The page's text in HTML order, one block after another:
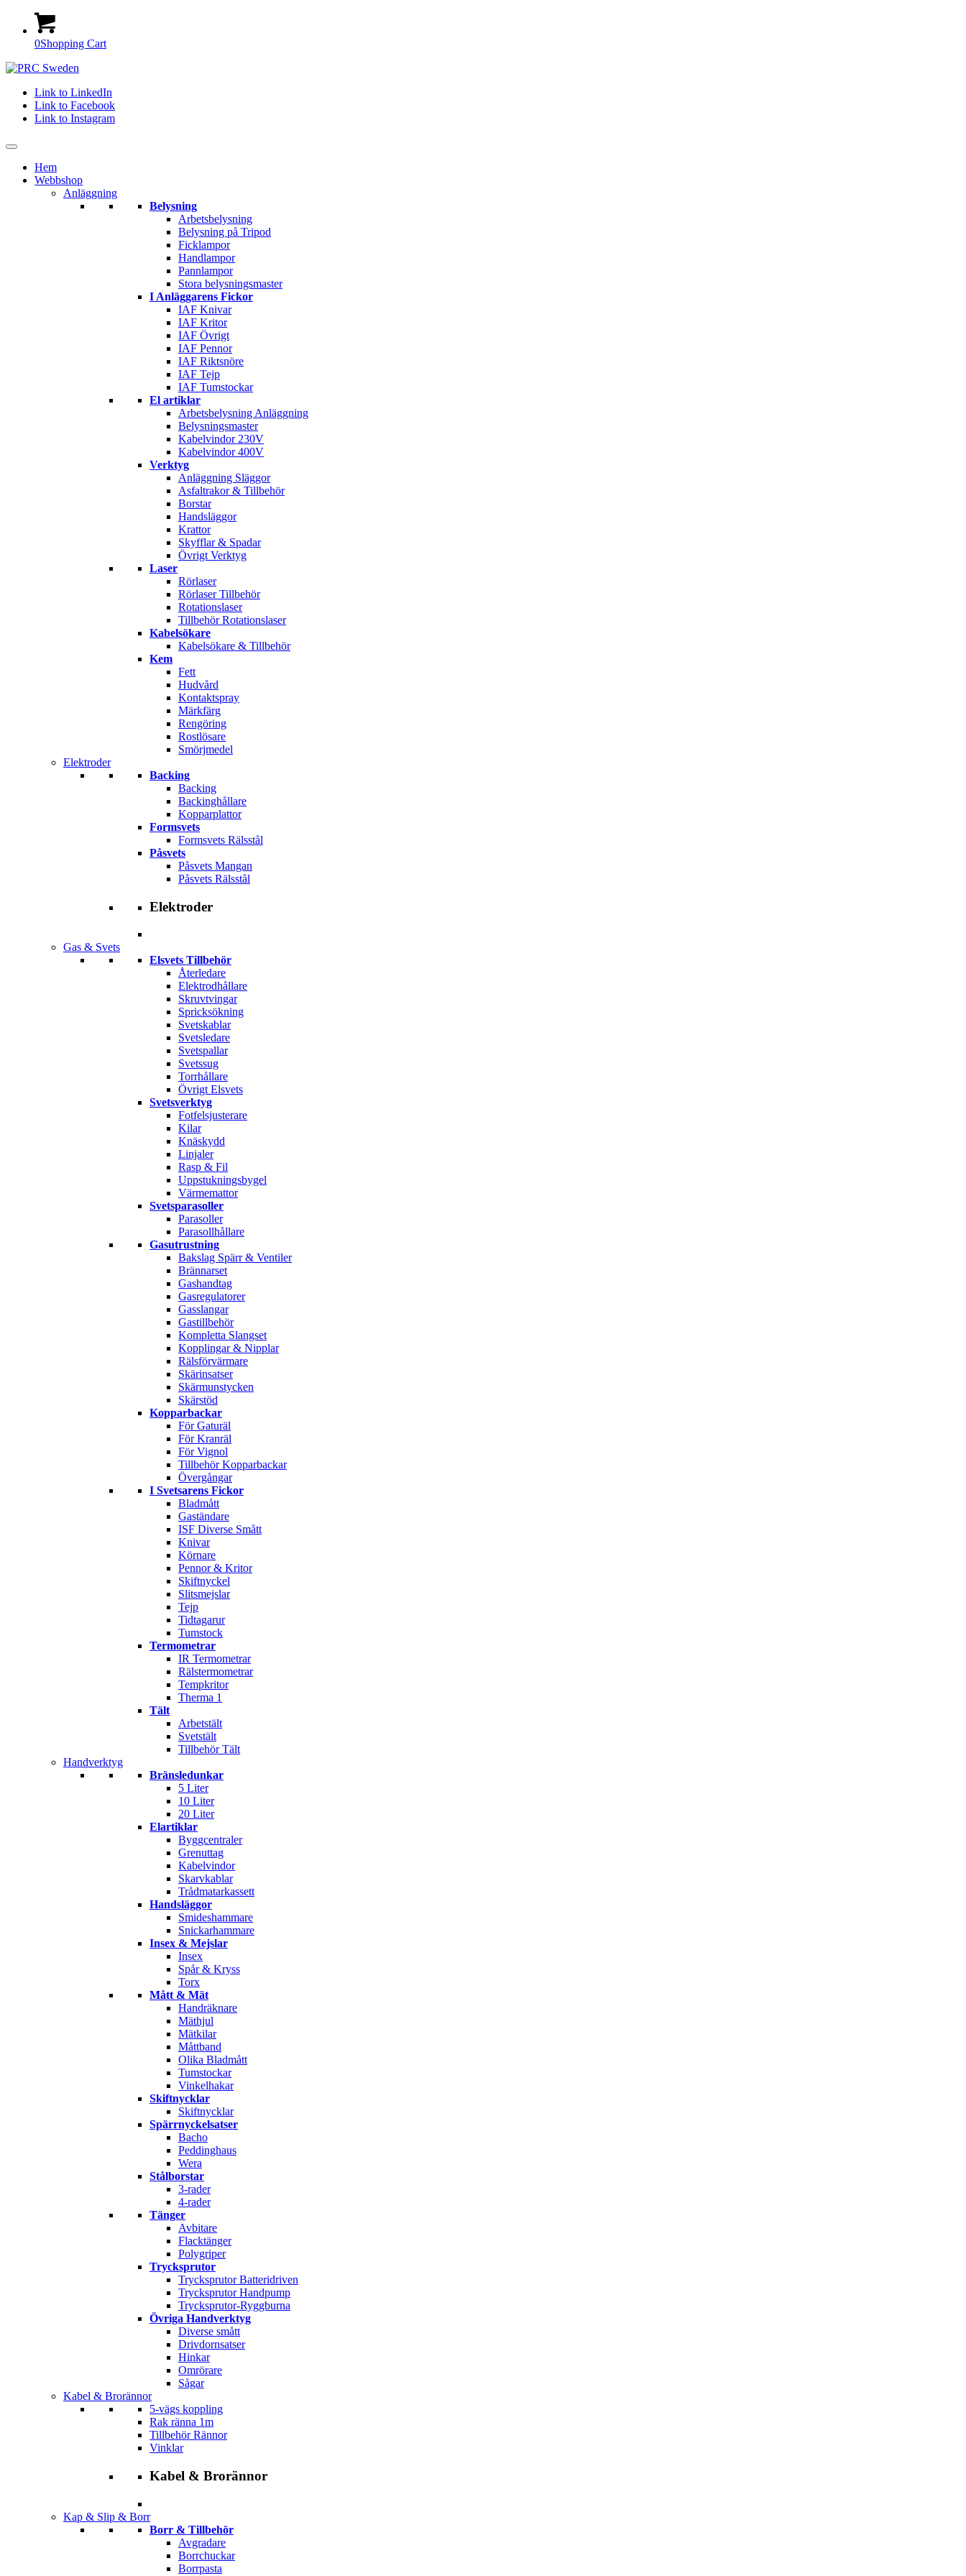
0Shopping Cart
Link to LinkedIn
Link to Facebook
Link to Instagram
Hem
Webbshop
Anläggning
Belysning
Arbetsbelysning
Belysning på Tripod
Ficklampor
Handlampor
Pannlampor
Stora belysningsmaster
I Anläggarens Fickor
IAF Knivar
IAF Kritor
IAF Övrigt
IAF Pennor
IAF Riktsnöre
IAF Tejp
IAF Tumstockar
El artiklar
Arbetsbelysning Anläggning
Belysningsmaster
Kabelvindor 230V
Kabelvindor 400V
Verktyg
Anläggning Släggor
Asfaltrakor & Tillbehör
Borstar
Handsläggor
Krattor
Skyfflar & Spadar
Övrigt Verktyg
Laser
Rörlaser
Rörlaser Tillbehör
Rotationslaser
Tillbehör Rotationslaser
Kabelsökare
Kabelsökare & Tillbehör
Kem
Fett
Hudvård
Kontaktspray
Märkfärg
Rengöring
Rostlösare
Smörjmedel
Elektroder
Backing
Backing
Backinghållare
Kopparplattor
Formsvets
Formsvets Rälsstål
Påsvets
Påsvets Mangan
Påsvets Rälsstål
Elektroder
Gas & Svets
Elsvets Tillbehör
Återledare
Elektrodhållare
Skruvtvingar
Spricksökning
Svetskablar
Svetsledare
Svetspallar
Svetssug
Torrhållare
Övrigt Elsvets
Svetsverktyg
Fotfelsjusterare
Kilar
Knäskydd
Linjaler
Rasp & Fil
Uppstukningsbygel
Värmemattor
Svetsparasoller
Parasoller
Parasollhållare
Gasutrustning
Bakslag Spärr & Ventiler
Brännarset
Gashandtag
Gasregulatorer
Gasslangar
Gastillbehör
Kompletta Slangset
Kopplingar & Nipplar
Rälsförvärmare
Skärinsatser
Skärmunstycken
Skärstöd
Kopparbackar
För Gaturäl
För Kranräl
För Vignol
Tillbehör Kopparbackar
Övergångar
I Svetsarens Fickor
Bladmått
Gaständare
ISF Diverse Smått
Knivar
Körnare
Pennor & Kritor
Skiftnyckel
Slitsmejslar
Tejp
Tidtagarur
Tumstock
Termometrar
IR Termometrar
Rälstermometrar
Tempkritor
Therma 1
Tält
Arbetstält
Svetstält
Tillbehör Tält
Handverktyg
Bränsledunkar
5 Liter
10 Liter
20 Liter
Elartiklar
Byggcentraler
Grenuttag
Kabelvindor
Skarvkablar
Trådmatarkassett
Handsläggor
Smideshammare
Snickarhammare
Insex & Mejslar
Insex
Spår & Kryss
Torx
Mått & Mät
Handräknare
Mäthjul
Mätkilar
Måttband
Olika Bladmått
Tumstockar
Vinkelhakar
Skiftnycklar
Skiftnycklar
Spärrnyckelsatser
Bacho
Peddinghaus
Wera
Stålborstar
3-rader
4-rader
Tänger
Avbitare
Flacktänger
Polygriper
Trycksprutor
Trycksprutor Batteridriven
Trycksprutor Handpump
Trycksprutor-Ryggburna
Övriga Handverktyg
Diverse smått
Drivdornsatser
Hinkar
Omrörare
Sågar
Kabel & Brorännor
5-vägs koppling
Rak ränna 1m
Tillbehör Rännor
Vinklar
Kabel & Brorännor
Kap & Slip & Borr
Borr & Tillbehör
Avgradare
Borrchuckar
Borrpasta